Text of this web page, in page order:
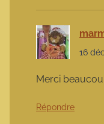
16
Merci
Répondre